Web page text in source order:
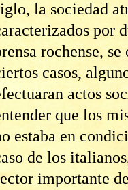
la sociedad
por
rochense,
casos,
actos
que los
estaba en
de los
importante